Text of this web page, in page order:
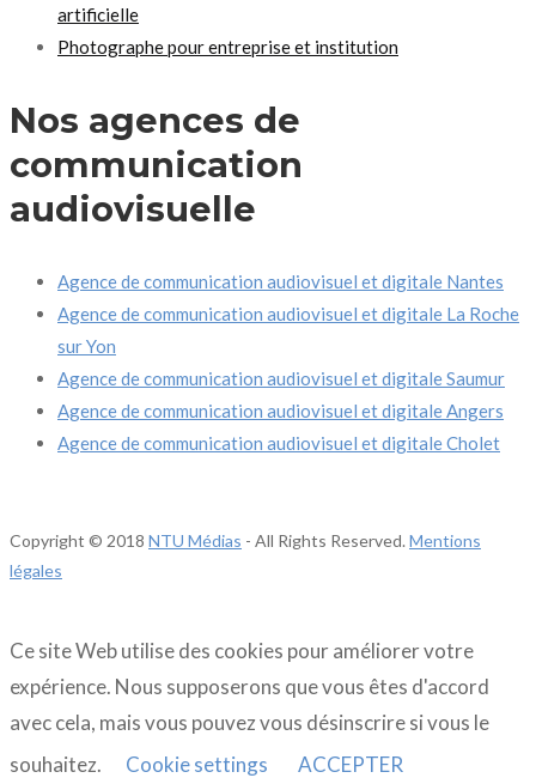
artificielle
Photographe pour entreprise et institution
Nos agences de
communication
audiovisuelle
Agence de communication audiovisuel et digitale Nantes
Agence de communication audiovisuel et digitale La Roche
sur Yon
Agence de communication audiovisuel et digitale Saumur
Agence de communication audiovisuel et digitale Angers
Agence de communication audiovisuel et digitale Cholet
Copyright © 2018 NTU Médias - All Rights Reserved. Mentions
légales
Ce site Web utilise des cookies pour améliorer votre
expérience. Nous supposerons que vous êtes d'accord
avec cela, mais vous pouvez vous désinscrire si vous le
souhaitez.
Cookie settings ACCEPTER